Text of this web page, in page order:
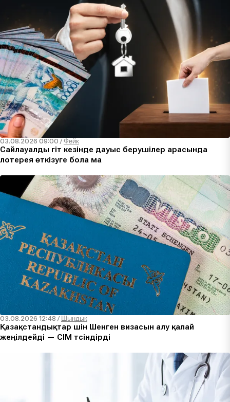
03.08.2026 09:00 /Фейк
Сайлауалды үгіт кезінде дауыс берушілер арасында
лотерея өткізуге бола ма
03.08.2026 12:48 / Шындық
Қазақстандықтар үшін Шенген визасын алу қалай
жеңілдейді — СІМ түсіндірді